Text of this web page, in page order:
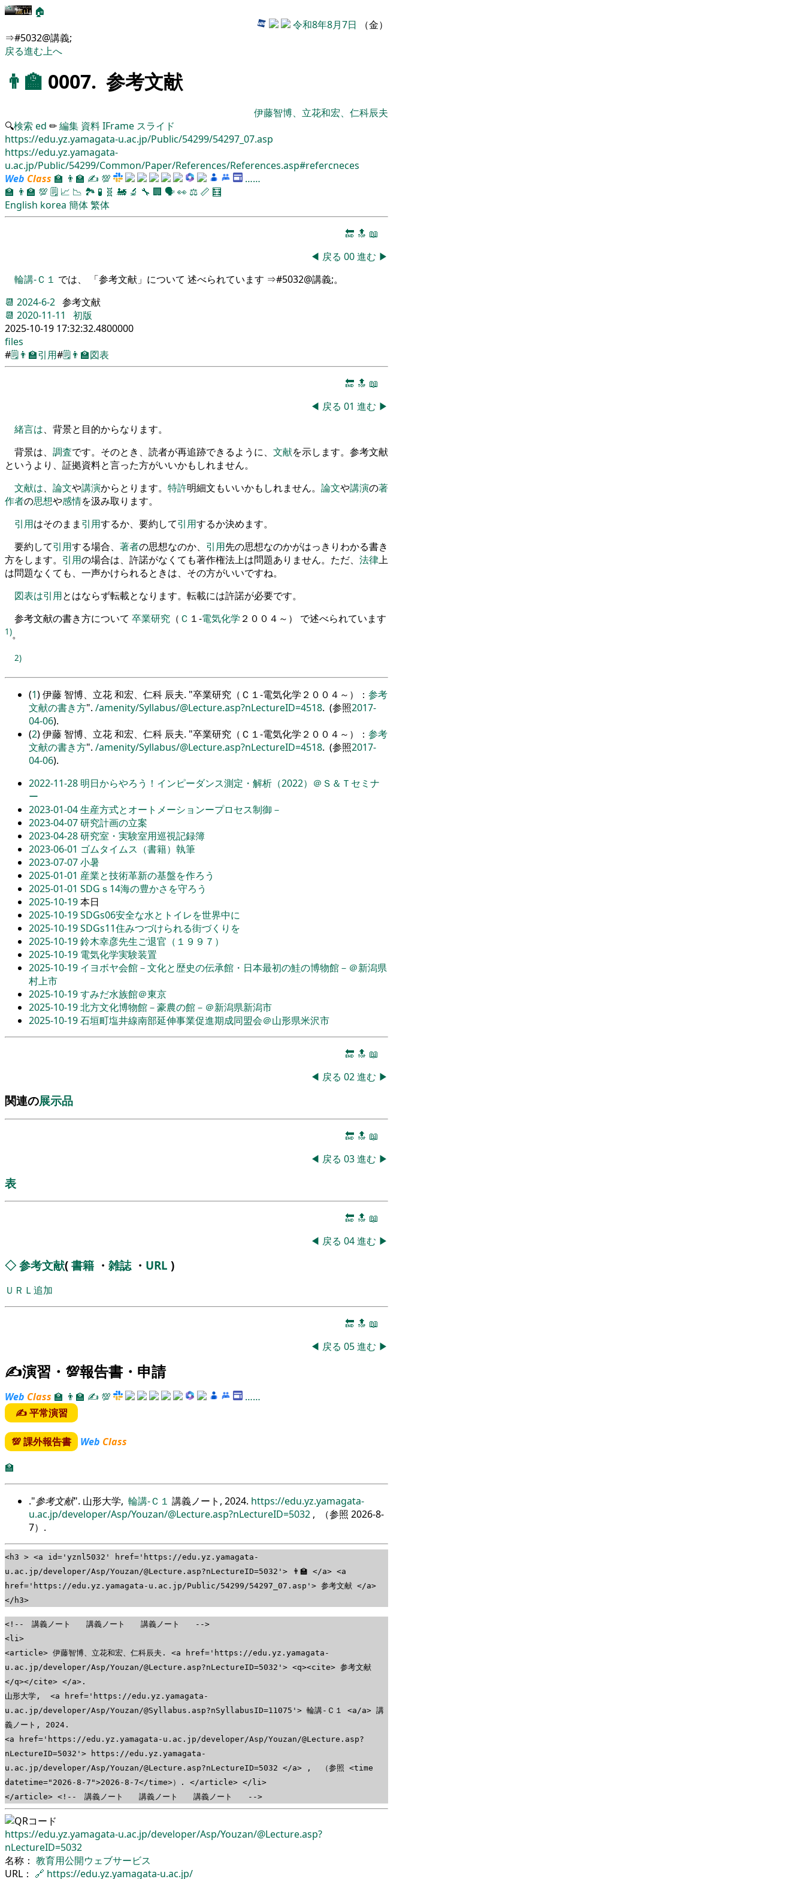
🏠
令和8年8月7日 （金）
⇒#5032@講義;
戻る進む上へ
👨‍🏫 0007. 参考文献
伊藤智博、立花和宏、仁科辰夫
🔍検索 ed ✏編集 資料IFrame スライド
https://edu.yz.yamagata-u.ac.jp/Public/54299/54297_07.asp
https://edu.yz.yamagata-
u.ac.jp/Public/54299/Common/Paper/References/References.asp#refercneces
Web Class 🏫 👨‍🏫 ✍ 💯
……
🏫 👨‍🏫 💯 🗒️ 📈 📉 🏞 🧪 🧬 🚂 🔬 🔧 🏢 🗣️👀 ⚖️ 📏 🧮
English korea 簡体繁体
🔚 🔝 📖
◀ 戻る 00進む ▶
輪講-Ｃ１ では、 「参考文献」について 述べられています ⇒#5032@講義;。
📆 2024-6-2 参考文献
📆 2020-11-11
初版
2025-10-19 17:32:32.4800000
files
#🗒️👨‍🏫引用#🗒️👨‍🏫図表
🔚 🔝 📖
◀ 戻る 01 進む ▶
緒言は、 背景と目的からなります。
背景は、 調査です。 そのとき 、 読者が再追跡できるように、 文献を示します。 参考文献
というより 、 証拠資料と言った方がいいかもしれません。
文献は、 論文や講演からとります。 特許明細文もいいかもしれません。 論文や講演の著
作者の思想や感情を汲み取ります。
引用はそのまま 引用するか、 要約して引用するか決めます。
要約して引用する場合、 著者の思想なのか、 引用先の思想なのかがはっきりわかる書き
方をします。 引用の場合は、 許諾がなくても著作権法上は問題ありません。 ただ、 法律上
は問題なくても、 一声かけられるときは、 その方がいいですね。
図表は引用とはならず転載となります。 転載には許諾が必要です。
参考文献の書き方について 卒業研究 （ Ｃ １-電気化学 ２００４ ～ ） で述べられています
1)。
2)
(1) 伊藤 智博、立花 和宏、仁科 辰夫. 卒業研究（Ｃ１-電気化学２００４～）： 参考
文献の書き方 . /amenity/Syllabus/@Lecture.asp?nLectureID=4518. (参照2017-
04-06).
(2) 伊藤 智博、立花 和宏、仁科 辰夫. 卒業研究（Ｃ１-電気化学２００４～）： 参考
文献の書き方 . /amenity/Syllabus/@Lecture.asp?nLectureID=4518. (参照2017-
04-06).
2022-11-28 明日からやろう！インピーダンス測定・解析（2022）＠Ｓ＆Ｔセミナ
ー
2023-01-04生産方式とオートメーションープロセス制御－
2023-04-07研究計画の立案
2023-04-28研究室・実験室用巡視記録簿
2023-06-01 ゴムタイムス（書籍）執筆
2023-07-07小暑
2025-01-01 産業と技術革新の基盤を作ろう
2025-01-01 SDGｓ14海の豊かさを守ろう
2025-10-19本日
2025-10-19SDGs06安全な水とトイレを世界中に
2025-10-19SDGs11住みつづけられる街づくりを
2025-10-19鈴木幸彦先生ご退官（１９９７）
2025-10-19 電気化学実験装置
2025-10-19 イヨボヤ会館－文化と歴史の伝承館・日本最初の鮭の博物館－＠新潟県
村上市
2025-10-19すみだ水族館＠東京
2025-10-19北方文化博物館－豪農の館－＠新潟県新潟市
2025-10-19石垣町塩井線南部延伸事業促進期成同盟会＠山形県米沢市
🔚 🔝 📖
◀ 戻る 02進む ▶
関連の展示品
🔚 🔝 📖
◀ 戻る 03進む ▶
表
🔚 🔝 📖
◀ 戻る 04進む ▶
◇ 参考文献( 書籍 ・ 雑誌・ URL )
ＵＲＬ追加
🔚 🔝 📖
◀ 戻る 05進む ▶
✍演習・💯報告書・申請
Web Class 🏫 👨‍🏫 ✍ 💯
……
✍ 平常演習
💯 課外報告書 Web Class
🏫
. 参考文献 . 山形大学, 輪講-Ｃ１ 講義ノート, 2024. https://edu.yz.yamagata-
u.ac.jp/developer/Asp/Youzan/@Lecture.asp?nLectureID=5032 , （参照 2026-8-
7）.
<h3 > <a id='yznl5032' href='https://edu.yz.yamagata-
u.ac.jp/developer/Asp/Youzan/@Lecture.asp?nLectureID=5032'> 👨‍🏫 </a> <a
href='https://edu.yz.yamagata-u.ac.jp/Public/54299/54297_07.asp'> 参考文献 </a>
</h3>
<!-- 講義ノート 講義ノート 講義ノート -->
<li>
<article> 伊藤智博、立花和宏、仁科辰夫. <a href='https://edu.yz.yamagata-
u.ac.jp/developer/Asp/Youzan/@Lecture.asp?nLectureID=5032'> <q><cite> 参考文献
</q></cite> </a>.
山形大学, <a href='https://edu.yz.yamagata-
u.ac.jp/developer/Asp/Youzan/@Syllabus.asp?nSyllabusID=11075'> 輪講-Ｃ１ <a/a> 講
義ノート, 2024.
<a href='https://edu.yz.yamagata-u.ac.jp/developer/Asp/Youzan/@Lecture.asp?
nLectureID=5032'> https://edu.yz.yamagata-
u.ac.jp/developer/Asp/Youzan/@Lecture.asp?nLectureID=5032 </a> , （参照 <time
datetime="2026-8-7">2026-8-7</time>）. </article> </li>
</article> <!-- 講義ノート 講義ノート 講義ノート -->
https://edu.yz.yamagata-u.ac.jp/developer/Asp/Youzan/@Lecture.asp?
nLectureID=5032
名称： 教育用公開ウェブサービス
URL： 🔗 https://edu.yz.yamagata-u.ac.jp/